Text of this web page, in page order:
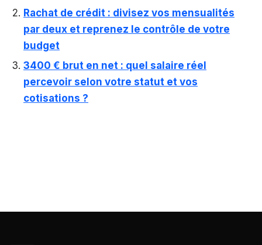
Rachat de crédit : divisez vos mensualités
par deux et reprenez le contrôle de votre
budget
3400 € brut en net : quel salaire réel
percevoir selon votre statut et vos
cotisations ?